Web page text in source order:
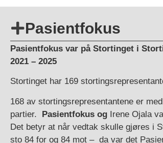
Pasientfokus
Pasientfokus var på Stortinget i
2021 – 2025
Stortinget har 169
168 av stortingsrepresentantene er
partier. Pasientfokus og Irene Ojala
Det betyr at når vedtak skulle gjøres i
sto 84 for og 84 mot – da var det